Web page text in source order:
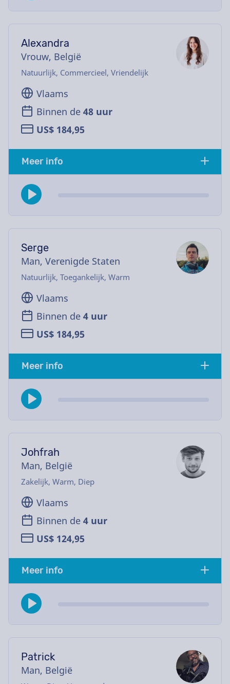
Alexandra
Vrouw, België
Natuurlijk, Commercieel, Vriendelijk
Vlaams
Binnen de 48 uur
US$ 184,95
Meer info
Serge
Man, Verenigde Staten
Natuurlijk, Toegankelijk, Warm
Vlaams
Binnen de 4 uur
US$ 184,95
Meer info
Johfrah
Man, België
Zakelijk, Warm, Diep
Vlaams
Binnen de 4 uur
US$ 124,95
Meer info
Patrick
Man, België